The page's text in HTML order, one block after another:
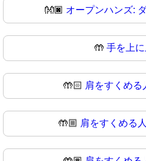
👐🏿 オープンハンズ:
🤲 手を上
🤲🏻 肩をすくめる
🤲🏼 肩をすくめる